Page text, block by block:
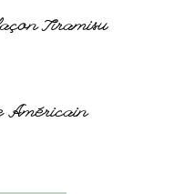
Tiramisu
Américain